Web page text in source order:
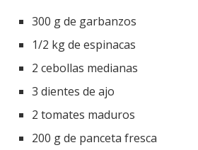
300 g de garbanzos
1/2 kg de espinacas
2 cebollas medianas
3 dientes de ajo
2 tomates maduros
200 g de panceta fresca